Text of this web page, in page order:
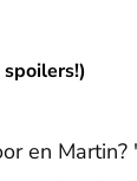
en Martin?